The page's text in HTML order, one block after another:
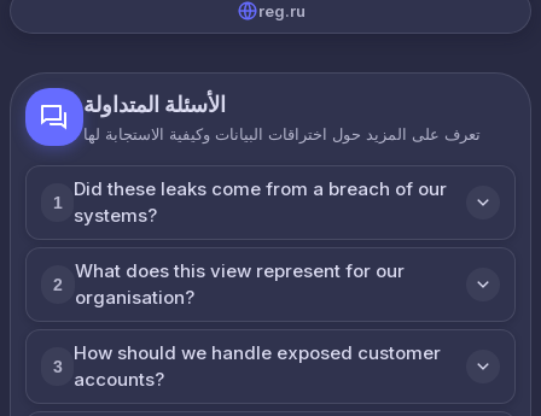
reg.ru
الأسئلة المتداولة
تعرف على المزيد حول اختراقات البيانات وكيفية الاستجابة لها
1
Did these leaks come from a breach of our
systems?
2
What does this view represent for our
organisation?
3
How should we handle exposed customer
accounts?